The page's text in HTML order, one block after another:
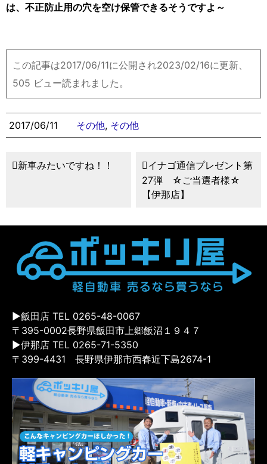
は、不正防止用の穴を空け保管できるそうですよ～
この記事は2017/06/11に公開され2023/02/16に更新、
505 ビュー読まれました。
2017/06/11 その他, その他
新車みたいですね！！
イナゴ通信プレゼント第
27弾 ☆ご当選者様☆
【伊那店】
▶飯田店 TEL 0265-48-0067
〒395-0002長野県飯田市上郷飯沼１９４７
▶伊那店 TEL 0265-71-5350
〒399-4431 長野県伊那市西春近下島2674-1